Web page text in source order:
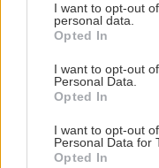
I want to opt-out
personal data.
Opted In
I want to opt-out
Personal Data.
Opted In
I want to opt-out
Personal Data for
Opted In
Trasa: Dĺžka 5,1 km,
stiahnutie získaš po otvorení
Zjazd so sedla Ursic
žiadnu jasne danú líniu,